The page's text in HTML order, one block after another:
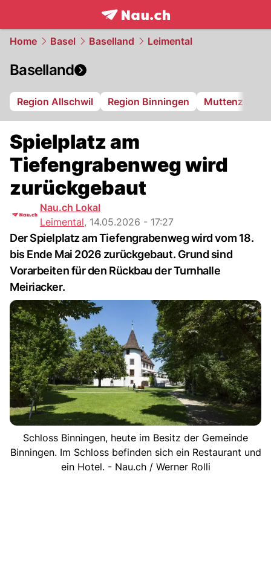
frontpage.NAU.ch
Home Basel Baselland Leimental
Baselland
Region Allschwil Region Binningen Muttenz
Spielplatz am
Tiefengrabenweg wird
zurückgebaut
Nau.ch Lokal
Leimental, 14.05.2026 - 17:27
Der Spielplatz am Tiefengrabenweg wird vom 18.
bis Ende Mai 2026 zurückgebaut. Grund sind
Vorarbeiten für den Rückbau der Turnhalle
Meiriacker.
Schloss Binningen, heute im Besitz der Gemeinde
Binningen. Im Schloss befinden sich ein Restaurant und
ein Hotel. - Nau.ch / Werner Rolli